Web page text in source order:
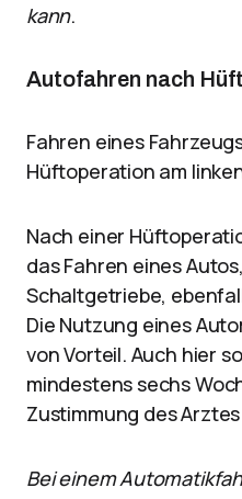
kann.
Autofahren nach
Fahren eines
Hüftoperation am
Nach einer
das Fahren eines
Schaltgetriebe,
Die Nutzung eines
von Vorteil. Auch hier
mindestens sechs
Zustimmung des
Bei einem